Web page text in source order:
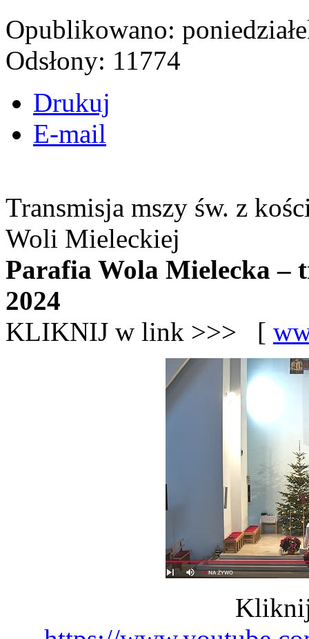
Opublikowano:
Odsłony: 11774
Drukuj
E-mail
Transmisja mszy św. z
Woli Mieleckiej
Parafia Wola Mielecka –
2024
KLIKNIJ w link >>> [